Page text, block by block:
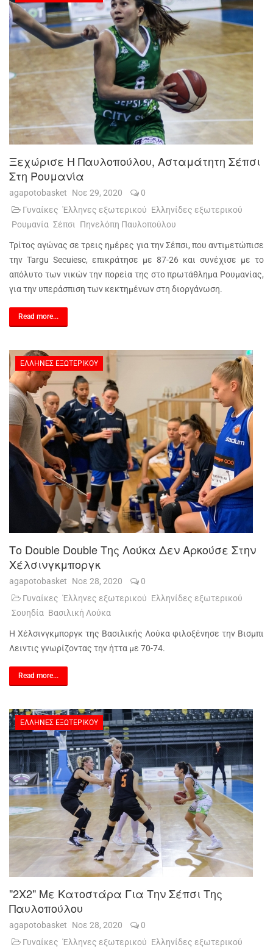
Ξεχώρισε Η Παυλοπούλου, Ασταμάτητη Σέπσι
Στη Ρουμανία
agapotobasket Νοε 29, 2020
0
Γυναίκες Έλληνες εξωτερικού Ελληνίδες εξωτερικού
Ρουμανία Σέπσι Πηνελόπη Παυλοπούλου
Τρίτος αγώνας σε τρεις ημέρες για την Σέπσι, που αντιμετώπισε
την Targu Secuiesc, επικράτησε με 87-26 και συνέχισε με το
απόλυτο των νικών την πορεία της στο πρωτάθλημα Ρουμανίας,
για την υπεράσπιση των κεκτημένων στη διοργάνωση.
Read more...
ΈΛΛΗΝΕΣ ΕΞΩΤΕΡΙΚΟΎ
Το Double Double Της Λούκα Δεν Αρκούσε Στην
Χέλσινγκμποργκ
agapotobasket Νοε 28, 2020
0
Γυναίκες Έλληνες εξωτερικού Ελληνίδες εξωτερικού
Σουηδία Βασιλική Λούκα
Η Χέλσινγκμποργκ της Βασιλικής Λούκα φιλοξένησε την Βισμπι
Λειντις γνωρίζοντας την ήττα με 70-74.
Read more...
ΈΛΛΗΝΕΣ ΕΞΩΤΕΡΙΚΟΎ
"2Χ2" Με Κατοστάρα Για Την Σέπσι Της
Παυλοπούλου
agapotobasket Νοε 28, 2020
0
Γυναίκες Έλληνες εξωτερικού Ελληνίδες εξωτερικού